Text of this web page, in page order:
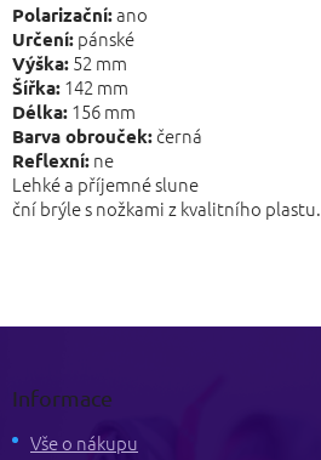
Polarizační:ano
Určení: pánské
Výška: 52 mm
Šířka: 142 mm
Délka: 156 mm
Barva obrouček: černá
Reflexní: ne
Lehké a příjemné slune
ční brýle s nožkami z kvalitního plastu.
Informace
Vše o nákupu